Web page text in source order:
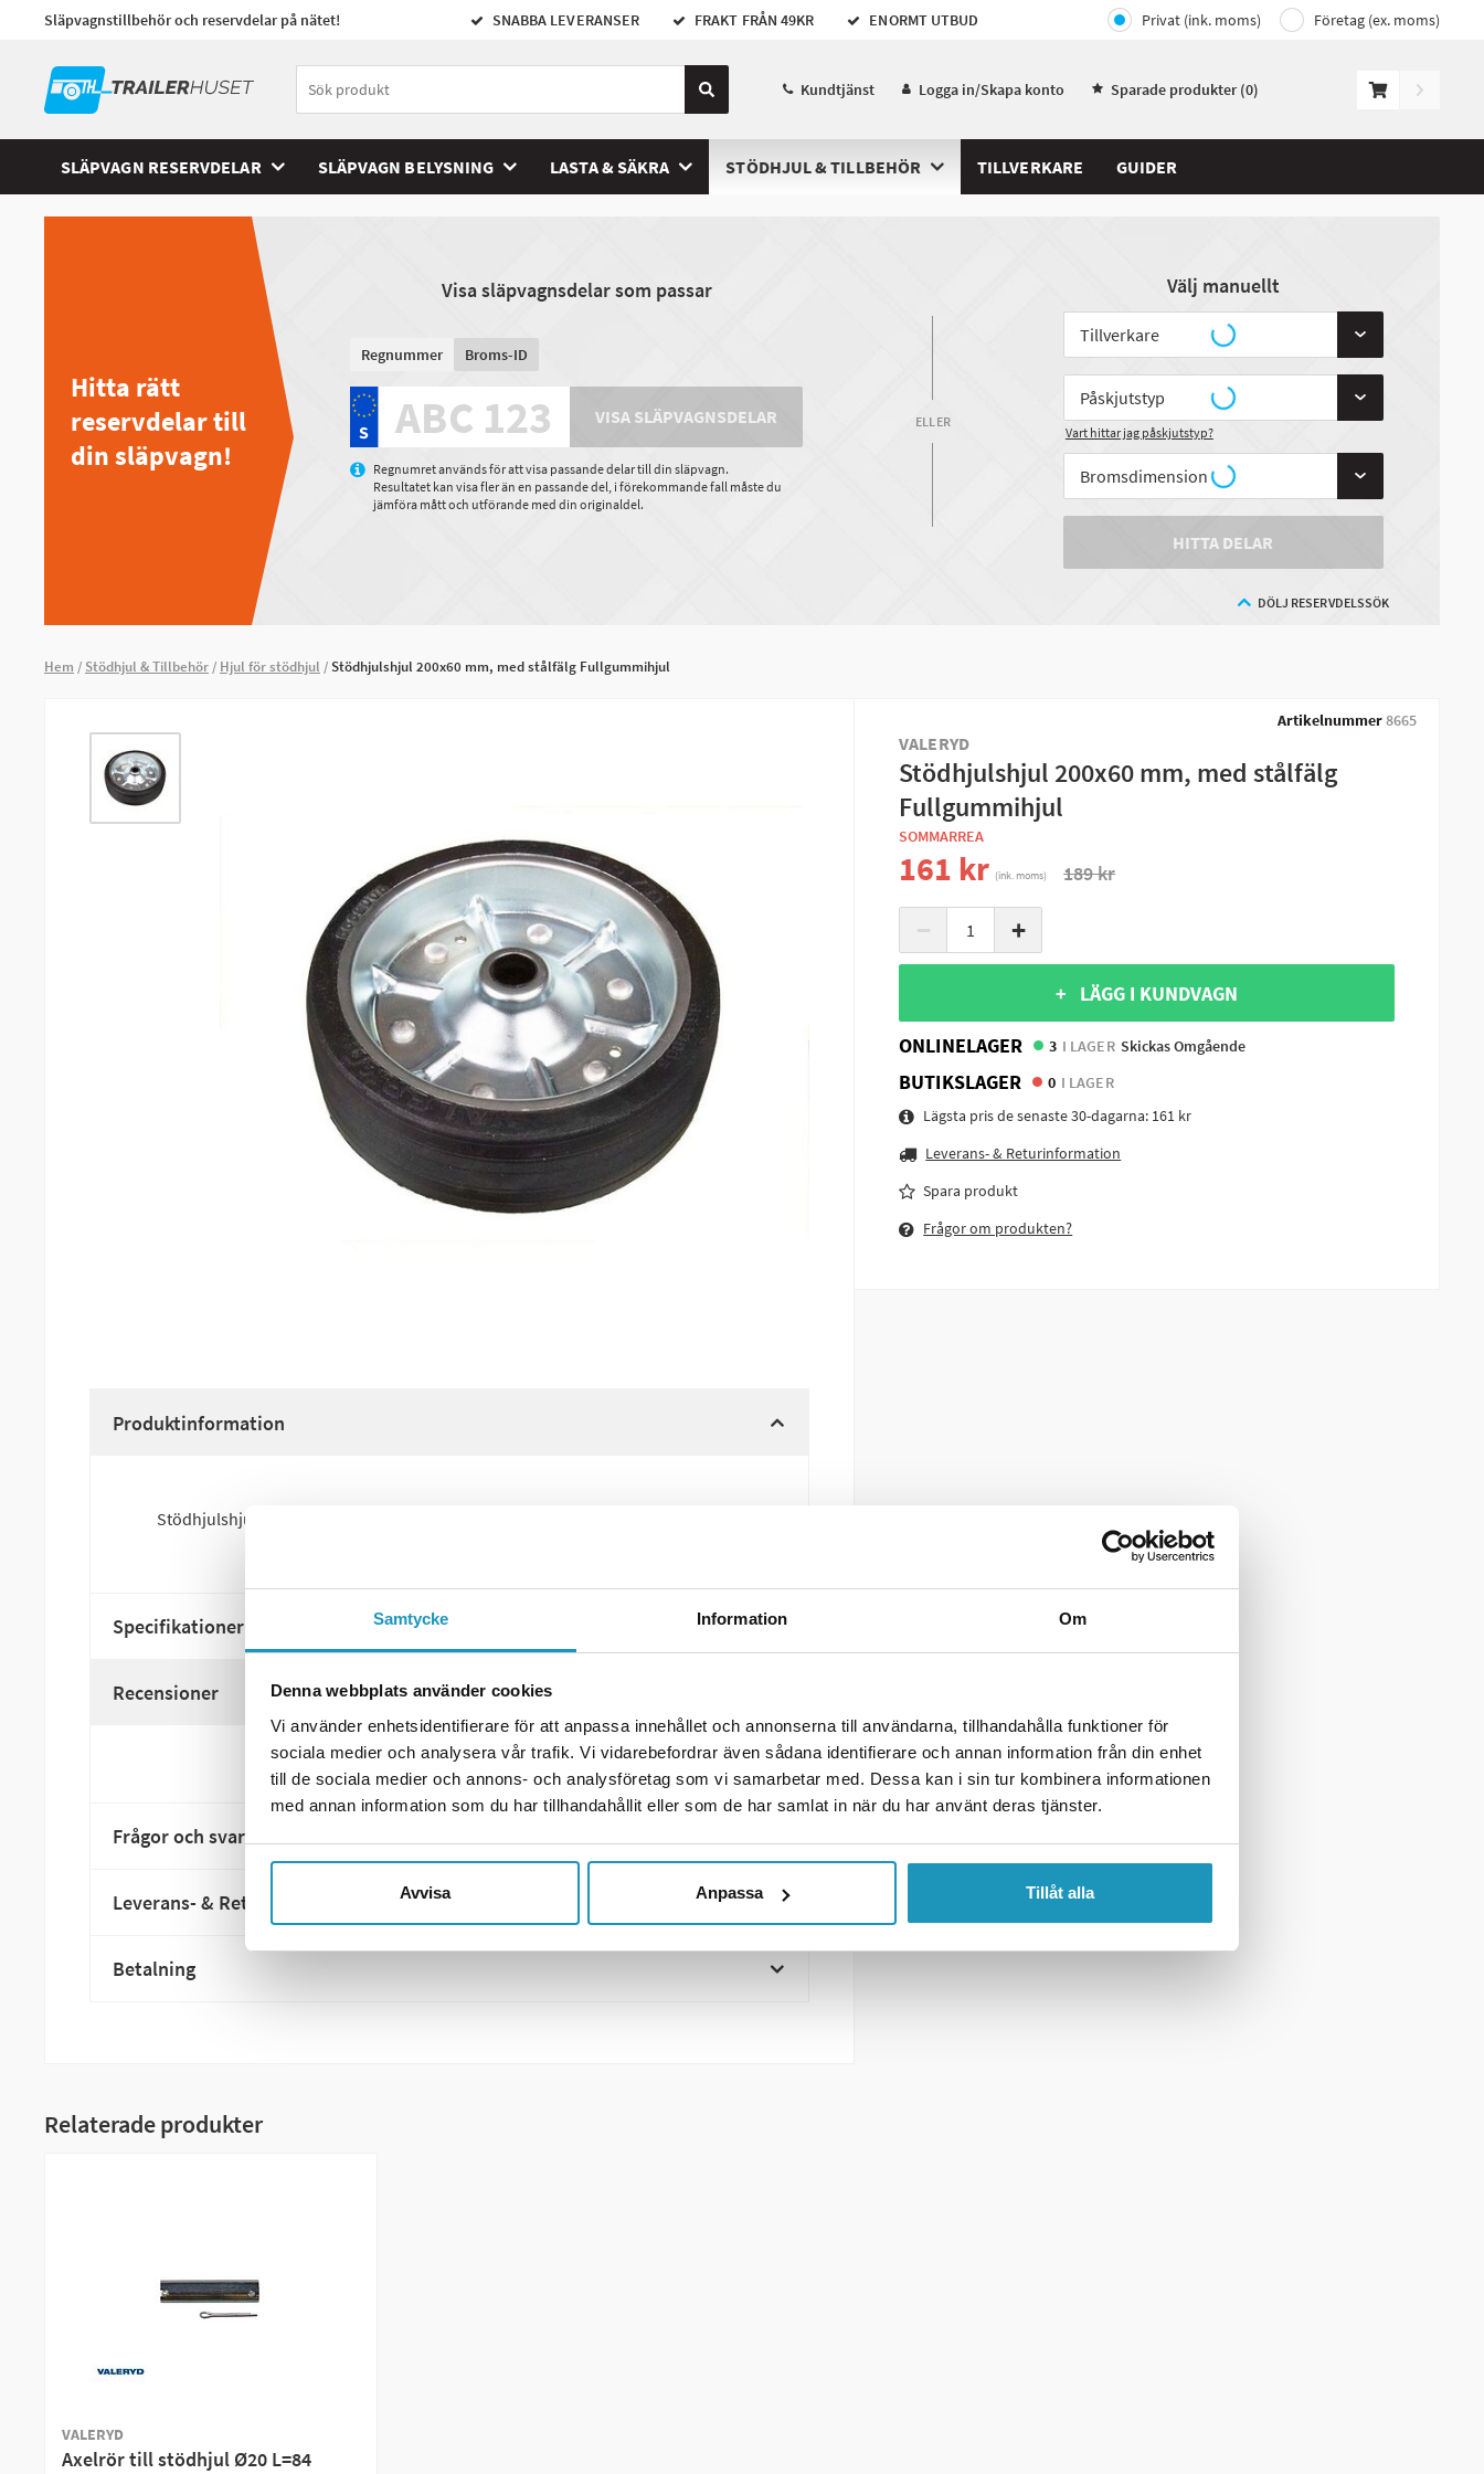
Samtycke Information Om
Denna webbplats använder cookies
Vi använder enhetsidentifierare för att anpassa innehållet och annonserna till användarna, tillhandahålla funktioner för
sociala medier och analysera vår trafik. Vi vidarebefordrar även sådana identifierare och annan information från din enhet
till de sociala medier och annons- och analysföretag som vi samarbetar med. Dessa kan i sin tur kombinera informationen
med annan information som du har tillhandahållit eller som de har samlat in när du har använt deras tjänster.
Avvisa Anpassa Tillåt alla
Släpvagnstillbehör och reservdelar på nätet! SNABBA LEVERANSER FRAKT FRÅN 49KR ENORMT UTBUD Privat (ink. moms) Företag (ex. moms)
Kundtjänst Logga in/Skapa konto Sparade produkter (0)
SLÄPVAGN RESERVDELAR SLÄPVAGN BELYSNING LASTA & SÄKRA STÖDHJUL & TILLBEHÖR TILLVERKARE GUIDER
Hitta rätt
reservdelar till
din släpvagn!
Visa släpvagnsdelar som passar
Regnummer Broms-ID
VISA SLÄPVAGNSDELAR
Regnumret används för att visa passande delar till din släpvagn.
Resultatet kan visa fler än en passande del, i förekommande fall måste du
jämföra mått och utförande med din originaldel.
ELLER
Välj manuellt
Vart hittar jag påskjutstyp?
HITTA DELAR
DÖLJ RESERVDELSSÖK
Hem Stödhjul & Tillbehör Hjul för stödhjul Stödhjulshjul 200x60 mm, med stålfälg Fullgummihjul
Artikelnummer8665
VALERYD
Stödhjulshjul 200x60 mm, med stålfälg
Fullgummihjul
SOMMARREA
161 kr (ink. moms) 189 kr
− +
+ LÄGG I KUNDVAGN
ONLINELAGER 3 I LAGER Skickas Omgående
BUTIKSLAGER 0 I LAGER
Lägsta pris de senaste 30-dagarna: 161 kr
Leverans- & Returinformation
Spara produkt
Frågor om produkten?
Produktinformation
Stödhjulshjul till släpvagn, utförande: 200x60 mm, med stålfälg Fullgummihjul
Specifikationer
Recensioner
Frågor och svar
Leverans- & Returinformation
Betalning
Relaterade produkter
VALERYD
Axelrör till stödhjul Ø20 L=84